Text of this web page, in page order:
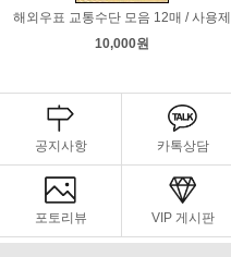
해외우표 교통수단 모음 12매 / 사용제
10,000원
공지사항 카톡상담
포토리뷰 VIP 게시판